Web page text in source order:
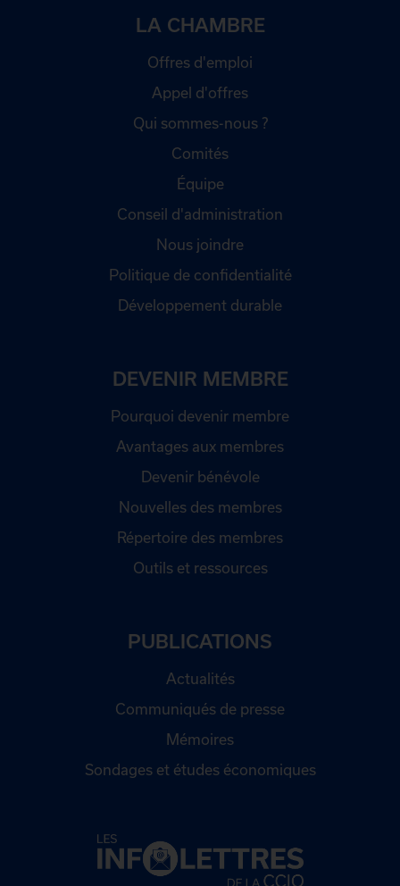
LA CHAMBRE
Offres d'emploi
Appel d'offres
Qui sommes-nous ?
Comités
Équipe
Conseil d'administration
Nous joindre
Politique de confidentialité
Développement durable
DEVENIR MEMBRE
Pourquoi devenir membre
Avantages aux membres
Devenir bénévole
Nouvelles des membres
Répertoire des membres
Outils et ressources
PUBLICATIONS
Actualités
Communiqués de presse
Mémoires
Sondages et études économiques